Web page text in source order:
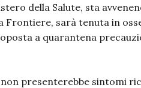
della Salute, sta
Frontiere, sarà tenuta in
a quarantena
presenterebbe sintomi